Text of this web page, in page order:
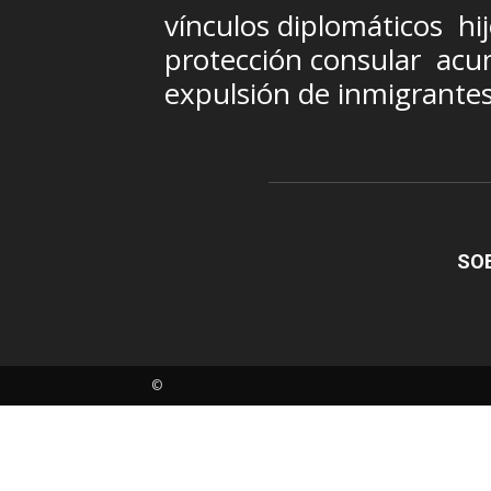
vínculos diplomáticos
protección consular
expulsión de
©